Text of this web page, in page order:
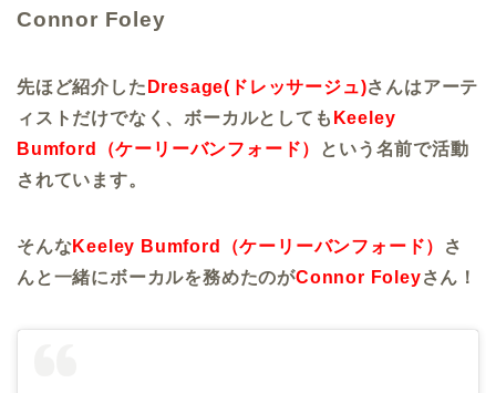
Connor Foley
先ほど紹介した Dresage(ドレッサージュ)さんはアーテ
ィストだけでなく、ボーカルとしても Keeley
Bumford（ケーリーバンフォード）
という名前で活動
されています。
そんなKeeley Bumford（ケーリーバンフォード）
さ
んと一緒にボーカルを務めたのがConnor Foleyさん！